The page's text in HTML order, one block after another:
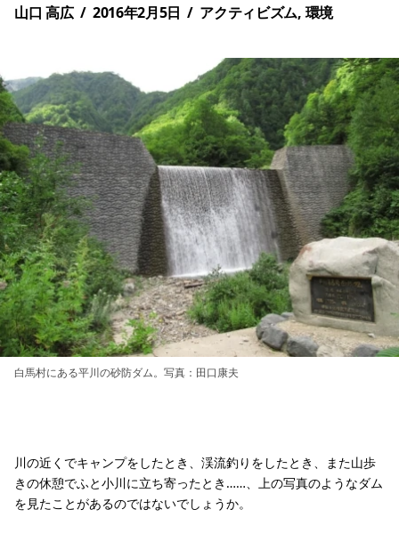
山口 高広 / 2016年2月5日 / アクティビズム, 環境
白馬村にある平川の砂防ダム。写真：田口康夫
川の近くでキャンプをしたとき、渓流釣りをしたとき、また山歩
きの休憩でふと小川に立ち寄ったとき……、上の写真のようなダム
を見たことがあるのではないでしょうか。